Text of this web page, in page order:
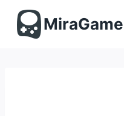
содержимому